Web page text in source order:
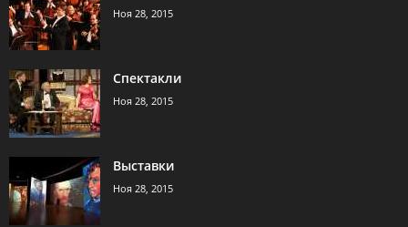
Ноя 28, 2015
Спектакли
Ноя 28, 2015
Выставки
Ноя 28, 2015